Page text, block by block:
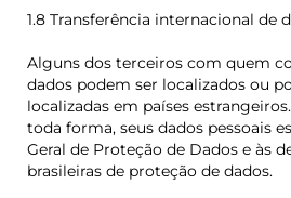
1.8 Transferência internacional de
Alguns dos terceiros com quem
dados podem ser localizados ou
localizadas em países
toda forma, seus dados pessoais
Geral de Proteção de Dados e às
brasileiras de proteção de dados.